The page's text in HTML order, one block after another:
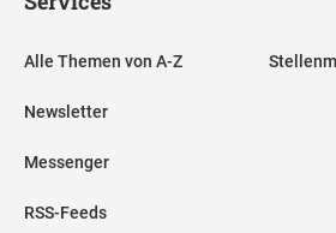
Alle Themen von A-Z
Newsletter
Messenger
RSS-Feeds